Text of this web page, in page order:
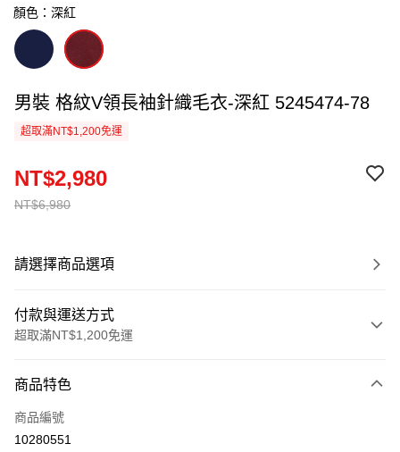
顏色：深紅
男裝 格紋V領長袖針織毛衣-深紅 5245474-78
超取滿NT$1,200免運
NT$6,980
NT$2,980
請選擇商品選項
付款與運送方式
超取滿NT$1,200免運
信用卡一次付款
超商取貨付款
商品特色
商品編號
10280551